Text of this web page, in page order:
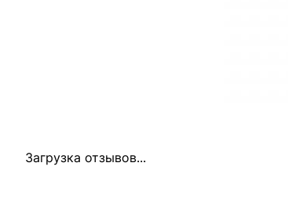
Загрузка отзывов...